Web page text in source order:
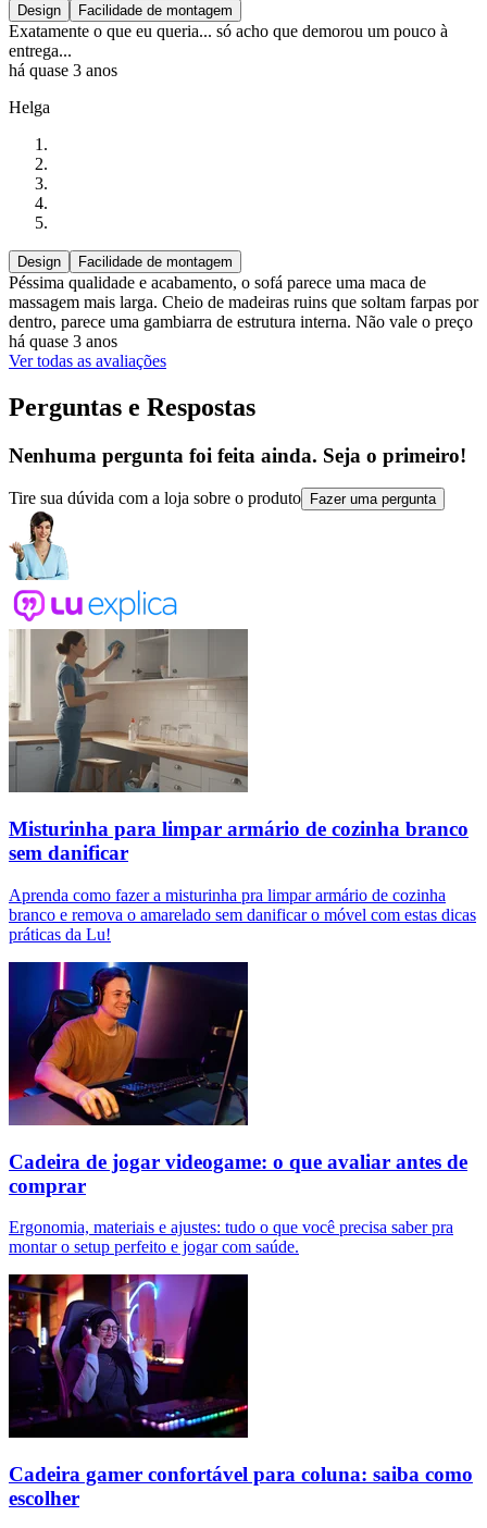
Design Facilidade de montagem
Exatamente o que eu queria... só acho que demorou um pouco à
entrega...
há quase 3 anos
Helga
Design Facilidade de montagem
Péssima qualidade e acabamento, o sofá parece uma maca de
massagem mais larga. Cheio de madeiras ruins que soltam farpas por
dentro, parece uma gambiarra de estrutura interna. Não vale o preço
há quase 3 anos
Ver todas as avaliações
Perguntas e Respostas
Nenhuma pergunta foi feita ainda. Seja o primeiro!
Tire sua dúvida com a loja sobre o produto Fazer uma pergunta
Misturinha para limpar armário de cozinha branco
sem danificar
Aprenda como fazer a misturinha pra limpar armário de cozinha
branco e remova o amarelado sem danificar o móvel com estas dicas
práticas da Lu!
Cadeira de jogar videogame: o que avaliar antes de
comprar
Ergonomia, materiais e ajustes: tudo o que você precisa saber pra
montar o setup perfeito e jogar com saúde.
Cadeira gamer confortável para coluna: saiba como
escolher